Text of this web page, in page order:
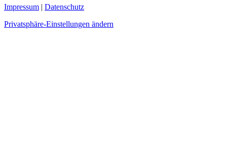
Impressum | Datenschutz
Privatsphäre-Einstellungen ändern